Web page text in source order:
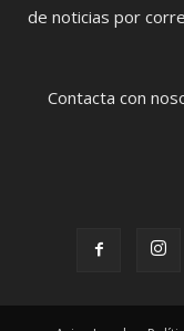
de noticias por
Contacta con